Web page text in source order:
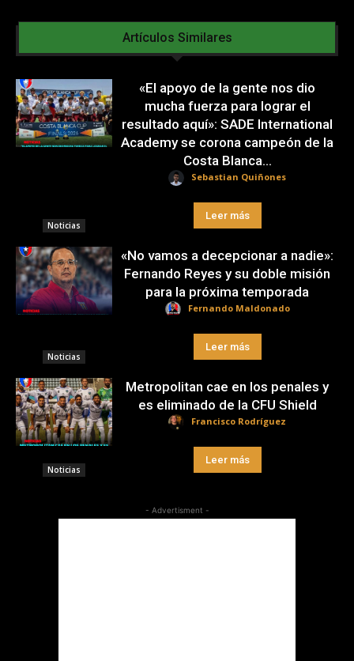
Artículos Similares
Noticias
«El apoyo de la gente nos dio
mucha fuerza para lograr el
resultado aquí»: SADE International
Academy se corona campeón de la
Costa Blanca...
Sebastian Quiñones
Leer más
Noticias
«No vamos a decepcionar a nadie»:
Fernando Reyes y su doble misión
para la próxima temporada
Fernando Maldonado
Leer más
Noticias
Metropolitan cae en los penales y
es eliminado de la CFU Shield
Francisco Rodríguez
Leer más
- Advertisment -